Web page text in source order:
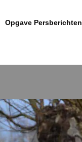
Opgave Persberichten